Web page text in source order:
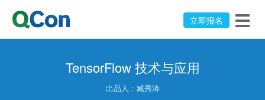
立即报名
TensorFlow 技术与应用
出品人： 臧秀涛